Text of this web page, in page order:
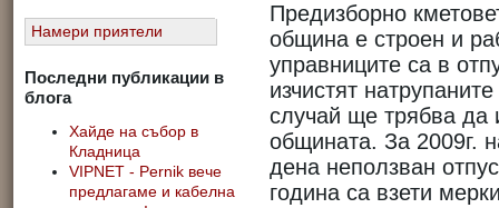
Намери приятели
Последни публикации в
блога
Хайде на събор в
Кладница
VIPNET - Pernik вече
предлагаме и кабелна
Предизборно
община е строен и
управниците са в
изчистят
случай ще трябва да
общината. За 2009г.
дена неползван
година са взети